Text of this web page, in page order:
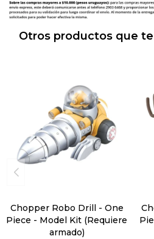
Otros productos que
Chopper Robo Drill - One
Piece - Model Kit (Requiere
armado)